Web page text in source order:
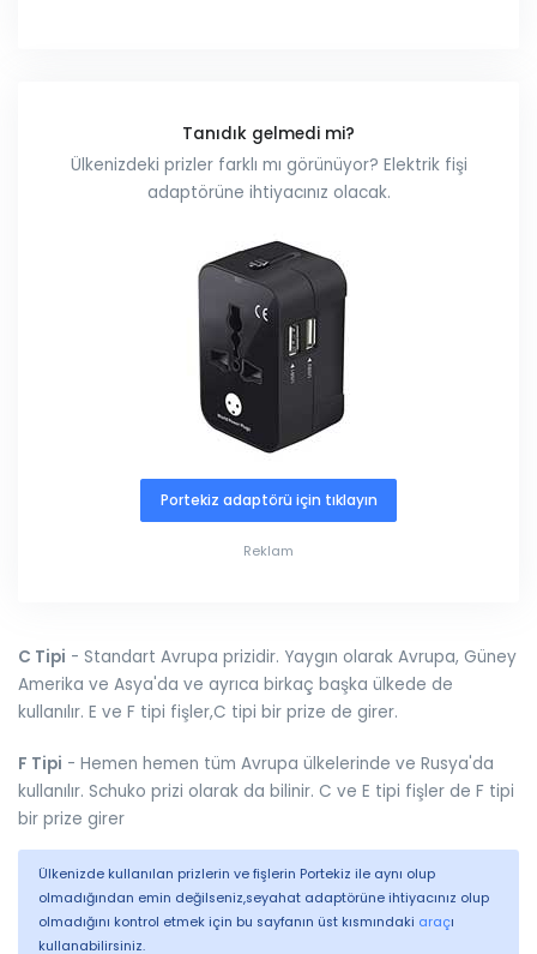
Tanıdık gelmedi mi?
Ülkenizdeki prizler farklı mı görünüyor? Elektrik fişi
adaptörüne ihtiyacınız olacak.
Portekiz adaptörü için tıklayın
Reklam
C Tipi - Standart Avrupa prizidir. Yaygın olarak Avrupa, Güney
Amerika ve Asya'da ve ayrıca birkaç başka ülkede de
kullanılır. E ve F tipi fişler,C tipi bir prize de girer.
F Tipi - Hemen hemen tüm Avrupa ülkelerinde ve Rusya'da
kullanılır. Schuko prizi olarak da bilinir. C ve E tipi fişler de F tipi
bir prize girer
Ülkenizde kullanılan prizlerin ve fişlerin Portekiz ile aynı olup
olmadığından emin değilseniz,seyahat adaptörüne ihtiyacınız olup
olmadığını kontrol etmek için bu sayfanın üst kısmındaki araçı
kullanabilirsiniz.